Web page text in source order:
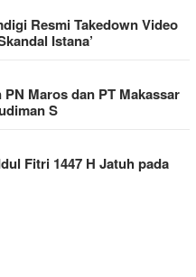
Resmi Takedown Video
Istana’
Maros dan PT Makassar
S
Fitri 1447 H Jatuh pada